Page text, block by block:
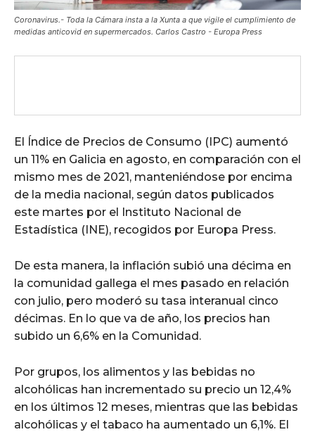
Coronavirus.- Toda la Cámara insta a la Xunta a que vigile el cumplimiento de
medidas anticovid en supermercados. Carlos Castro - Europa Press
El Índice de Precios de Consumo (IPC) aumentó
un 11% en Galicia en agosto, en comparación con el
mismo mes de 2021, manteniéndose por encima
de la media nacional, según datos publicados
este martes por el Instituto Nacional de
Estadística (INE), recogidos por Europa Press.
De esta manera, la inflación subió una décima en
la comunidad gallega el mes pasado en relación
con julio, pero moderó su tasa interanual cinco
décimas. En lo que va de año, los precios han
subido un 6,6% en la Comunidad.
Por grupos, los alimentos y las bebidas no
alcohólicas han incrementado su precio un 12,4%
en los últimos 12 meses, mientras que las bebidas
alcohólicas y el tabaco ha aumentado un 6,1%. El